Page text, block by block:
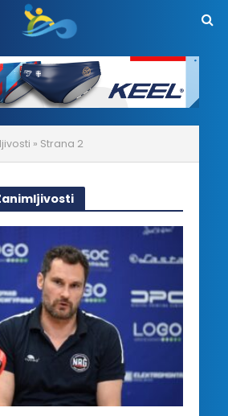
» Strana 2